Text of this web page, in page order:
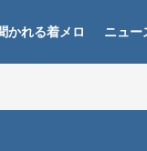
かれる着メロ ニュー